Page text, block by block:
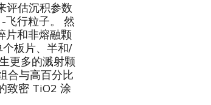
评估沉积参数
飞行粒子。 然
片和非熔融颗
板片、半和/
更多的溅射颗
合与高百分比
致密 TiO2 涂